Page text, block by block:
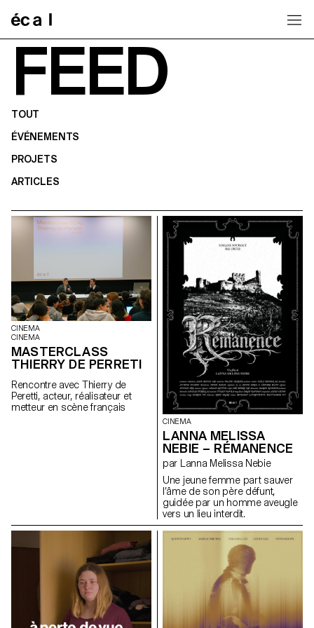
FEED
TOUT
ÉVÉNEMENTS
PROJETS
ARTICLES
CINEMA
CINEMA
MASTERCLASS
THIERRY DE PERRETI
Rencontre avec Thierry de
Peretti, acteur, réalisateur et
metteur en scène français
CINEMA
LANNA MELISSA
NEBIE – RÉMANENCE
par Lanna Melissa Nebie
Une jeune femme part sauver
l’âme de son père défunt,
guidée par un homme aveugle
vers un lieu interdit.